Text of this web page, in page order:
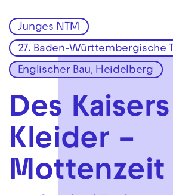
Zur Hauptnavigation springen
Zum Hauptinhalt springen
Junges NTM
27. Baden-Württembergische
Englischer Bau, Heidelberg
Des
Kleider –
Mottenzeit